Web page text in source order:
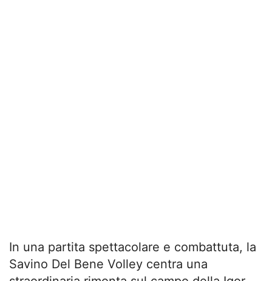
In una partita spettacolare e combattuta, la
Savino Del Bene Volley centra una